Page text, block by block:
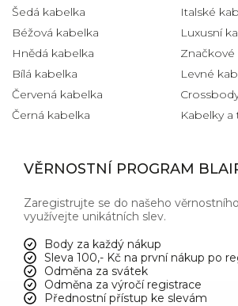
Šedá kabelka
Béžová kabelka
Hnědá kabelka
Bílá kabelka
Červená kabelka
Černá kabelka
Italské
Luxusní
Značkové
Levné
Kabelky a
VĚRNOSTNÍ PROGRAM
Zaregistrujte se do našeho
využívejte unikátních slev.
Body za každý nákup
Sleva 100,- Kč na první nákup po
Odměna za svátek
Odměna za výročí registrace
Přednostní přístup ke slevám